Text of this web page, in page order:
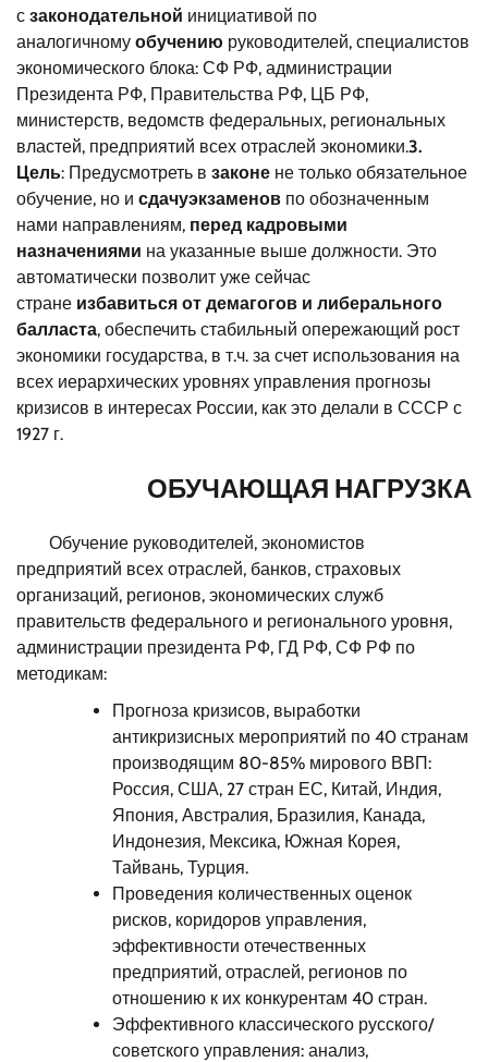
с законодательной инициативой по
аналогичному обучению руководителей, специалистов
экономического блока: СФ РФ, администрации
Президента РФ, Правительства РФ, ЦБ РФ,
министерств, ведомств федеральных, региональных
властей, предприятий всех отраслей экономики.3.
Цель: Предусмотреть в законе не только обязательное
обучение, но и сдачуэкзаменов по обозначенным
нами направлениям, перед кадровыми
назначениями на указанные выше должности. Это
автоматически позволит уже сейчас
стране избавиться от демагогов и либерального
балласта, обеспечить стабильный опережающий рост
экономики государства, в т.ч. за счет использования на
всех иерархических уровнях управления прогнозы
кризисов в интересах России, как это делали в СССР с
1927 г.
ОБУЧАЮЩАЯ НАГРУЗКА
Обучение руководителей, экономистов
предприятий всех отраслей, банков, страховых
организаций, регионов, экономических служб
правительств федерального и регионального уровня,
администрации президента РФ, ГД РФ, СФ РФ по
методикам:
Прогноза кризисов, выработки
антикризисных мероприятий по 40 странам
производящим 80-85% мирового ВВП:
Россия, США, 27 стран ЕС, Китай, Индия,
Япония, Австралия, Бразилия, Канада,
Индонезия, Мексика, Южная Корея,
Тайвань, Турция.
Проведения количественных оценок
рисков, коридоров управления,
эффективности отечественных
предприятий, отраслей, регионов по
отношению к их конкурентам 40 стран.
Эффективного классического русского/
советского управления: анализ,